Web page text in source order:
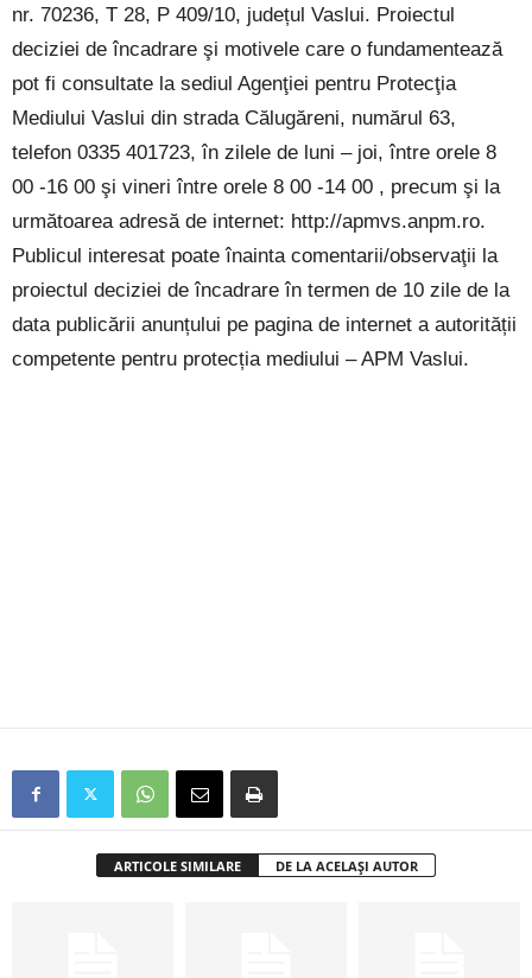
nr. 70236, T 28, P 409/10, județul Vaslui. Proiectul
deciziei de încadrare şi motivele care o fundamentează
pot fi consultate la sediul Agenţiei pentru Protecţia
Mediului Vaslui din strada Călugăreni, numărul 63,
telefon 0335 401723, în zilele de luni – joi, între orele 8
00 -16 00 şi vineri între orele 8 00 -14 00 , precum şi la
următoarea adresă de internet: http://apmvs.anpm.ro.
Publicul interesat poate înainta comentarii/observaţii la
proiectul deciziei de încadrare în termen de 10 zile de la
data publicării anunțului pe pagina de internet a autorității
competente pentru protecția mediului – APM Vaslui.
ARTICOLE SIMILARE DE LA ACELAȘI AUTOR